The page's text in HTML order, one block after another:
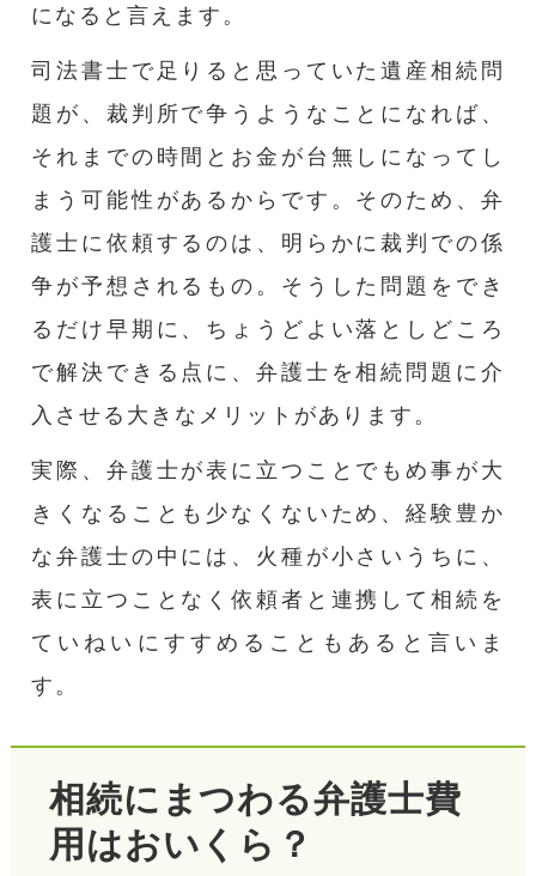
になると言えます。
司法書士で足りると思っていた遺産相続問
題が、裁判所で争うようなことになれば、
それまでの時間とお金が台無しになってし
まう可能性があるからです。そのため、弁
護士に依頼するのは、明らかに裁判での係
争が予想されるもの。そうした問題をでき
るだけ早期に、ちょうどよい落としどころ
で解決できる点に、弁護士を相続問題に介
入させる大きなメリットがあります。
実際、弁護士が表に立つことでもめ事が大
きくなることも少なくないため、経験豊か
な弁護士の中には、火種が小さいうちに、
表に立つことなく依頼者と連携して相続を
ていねいにすすめることもあると言いま
す。
相続にまつわる弁護士費
用はおいくら？